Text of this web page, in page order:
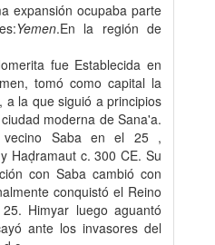
expansión ocupaba parte
Yemen.En la región de
fue Establecida en
tomó como capital la
a la que siguió a principios
moderna de Sana'a.
vecino Saba en el 25 ,
Haḍramaut c. 300 CE. Su
con Saba cambió con
conquistó el Reino
Himyar luego aguantó
ante los invasores del